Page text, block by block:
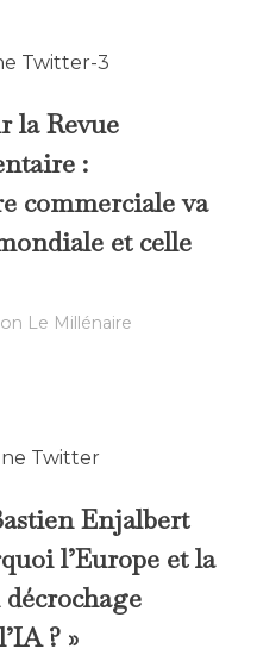
la Revue
:
commerciale va
et celle
Le Millénaire
Enjalbert
l’Europe et la
? »